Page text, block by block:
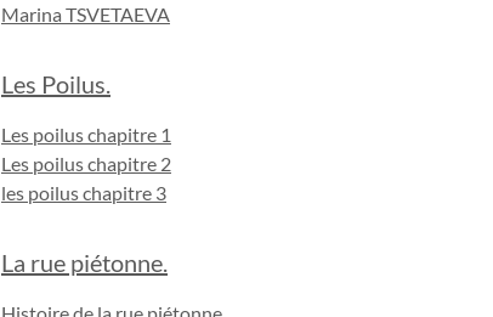
Marina TSVETAEVA
Les Poilus.
Les poilus chapitre 1
Les poilus chapitre 2
les poilus chapitre 3
La rue piétonne.